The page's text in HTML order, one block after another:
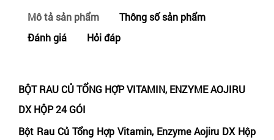
Mô tả sản phẩm
Thông số sản phẩm
Đánh giá
Hỏi đáp
BỘT RAU CỦ TỔNG HỢP VITAMIN, ENZYME AOJIRU
DX HỘP 24 GÓI
Bột Rau Củ Tổng Hợp Vitamin, Enzyme Aojiru DX Hộp